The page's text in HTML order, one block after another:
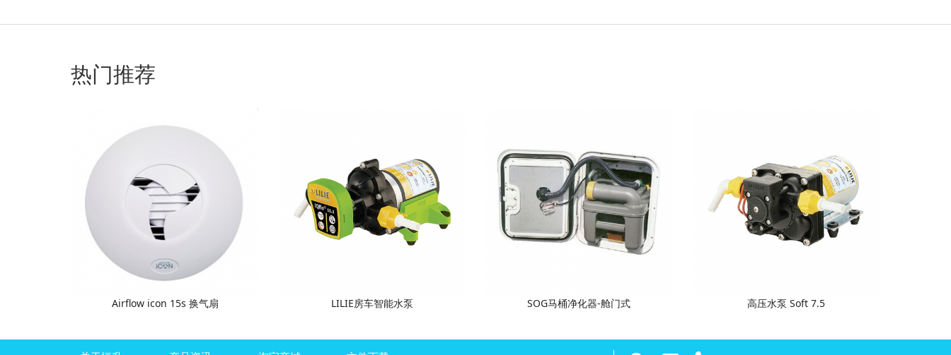
热门推荐
Airflow icon 15s 换气扇 LILIE房车智能水泵 SOG马桶净化器-舱门式 高压水泵 Soft 7.5